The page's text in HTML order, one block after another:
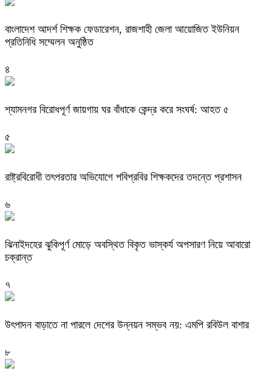
বাংলাদেশ আদর্শ শিক্ষক ফেডারেশন, রাজশাহী জেলা আয়োজিত ইউনিয়ন
প্রতিনিধি সম্মেলন অনুষ্ঠিত
৪
শ্যামনগর বিরোধপূর্ণ জায়গায় ঘর বাঁধাকে কেন্দ্র করে সংঘর্ষ: আহত ৫
৫
রাষ্ট্রবিরোধী তৎপরতার অভিযোগে পবিপ্রবির শিক্ষকদের তদন্তে প্রশাসন
৬
ঝিনাইদহের ঝুকিপূর্ণ মোড়ে অবস্থিত বিকৃত ভাস্কর্য অপসারণ নিয়ে আবারো
চক্রান্ত
৭
উৎপাদন বাড়াতে না পারলে দেশের উন্নয়ন সম্ভব নয়: এমপি রবিউল বাশার
৮